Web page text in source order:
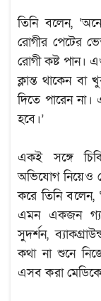
তিনি বলেন,
রোগীর পেটের
রোগী কষ্ট পান।
ক্লান্ত থাকেন
দিতে পারেন
হবে।’
একই সঙ্গে
অভিযোগ নিয়েও
করে তিনি বলেন,
এমন একজন
সুদর্শন,
কথা না শুনে
এসব করা